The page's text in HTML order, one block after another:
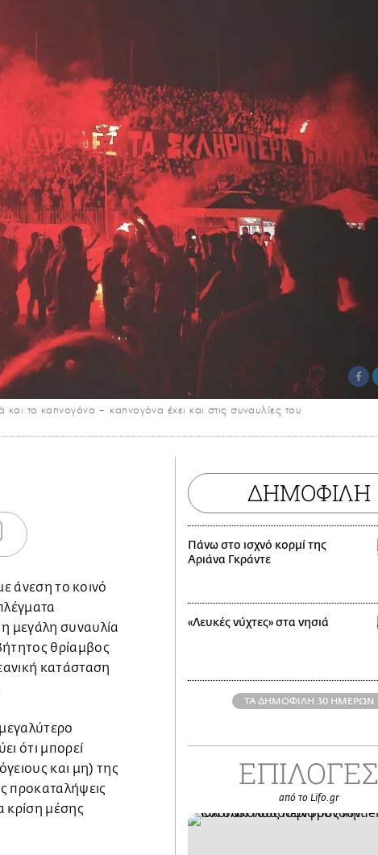
τα καπνογόνα – καπνογόνα έχει και στις συναυλίες του
άνεση το κοινό
μεγάλη συναυλία
θρίαμβος
κατάσταση
ότι μπορεί
και μη) της
προκαταλήψεις
κρίση μέσης
ΔΗΜΟΦΙΛΗ
Πάνω στο ισχνό κορμί της
Αριάνα Γκράντε
«Λευκές νύχτες» στα νησιά
ΤΑ ΔΗΜΟΦΙΛΗ 30 ΗΜΕΡΩΝ
ΕΠΙΛΟΓΕΣ
από το Lifo.gr